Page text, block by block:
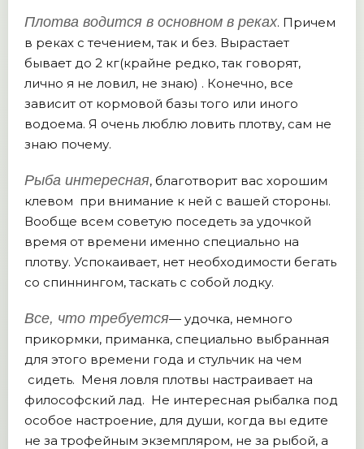
Плотва водится в основном в реках. Причем
в реках с течением, так и без. Вырастает
бывает до 2 кг(крайне редко, так говорят,
лично я не ловил, не знаю) . Конечно, все
зависит от кормовой базы того или иного
водоема. Я очень люблю ловить плотву, сам не
знаю почему.
Рыба интересная, благотворит вас хорошим
клевом при внимание к ней с вашей стороны.
Вообще всем советую поседеть за удочкой
время от времени именно специально на
плотву. Успокаивает, нет необходимости бегать
со спиннингом, таскать с собой лодку.
Все, что требуется— удочка, немного
прикормки, приманка, специально выбранная
для этого времени года и стульчик на чем
сидеть. Меня ловля плотвы настраивает на
философский лад. Не интересная рыбалка под
особое настроение, для души, когда вы едите
не за трофейным экземпляром, не за рыбой, а